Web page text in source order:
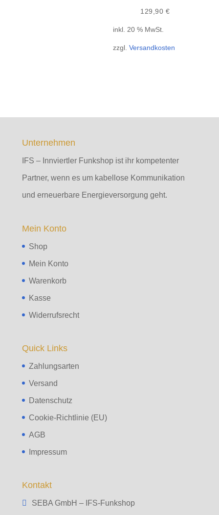
129,90 €
inkl. 20 % MwSt.
zzgl.Versandkosten
Unternehmen
IFS – Innviertler Funkshop ist ihr kompetenter
Partner, wenn es um kabellose Kommunikation
und erneuerbare Energieversorgung geht.
Mein Konto
Shop
Mein Konto
Warenkorb
Kasse
Widerrufsrecht
Quick Links
Zahlungsarten
Versand
Datenschutz
Cookie-Richtlinie (EU)
AGB
Impressum
Kontakt
SEBA GmbH – IFS-Funkshop